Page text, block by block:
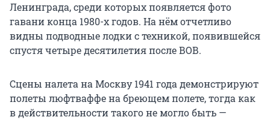
Ленинграда, среди которых появляется фото
гавани конца 1980-х годов. На нём отчетливо
видны подводные лодки с техникой, появившейся
спустя четыре десятилетия после ВОВ.
Сцены налета на Москву 1941 года демонстрируют
полеты люфтваффе на бреющем полете, тогда как
в действительности такого не могло быть —